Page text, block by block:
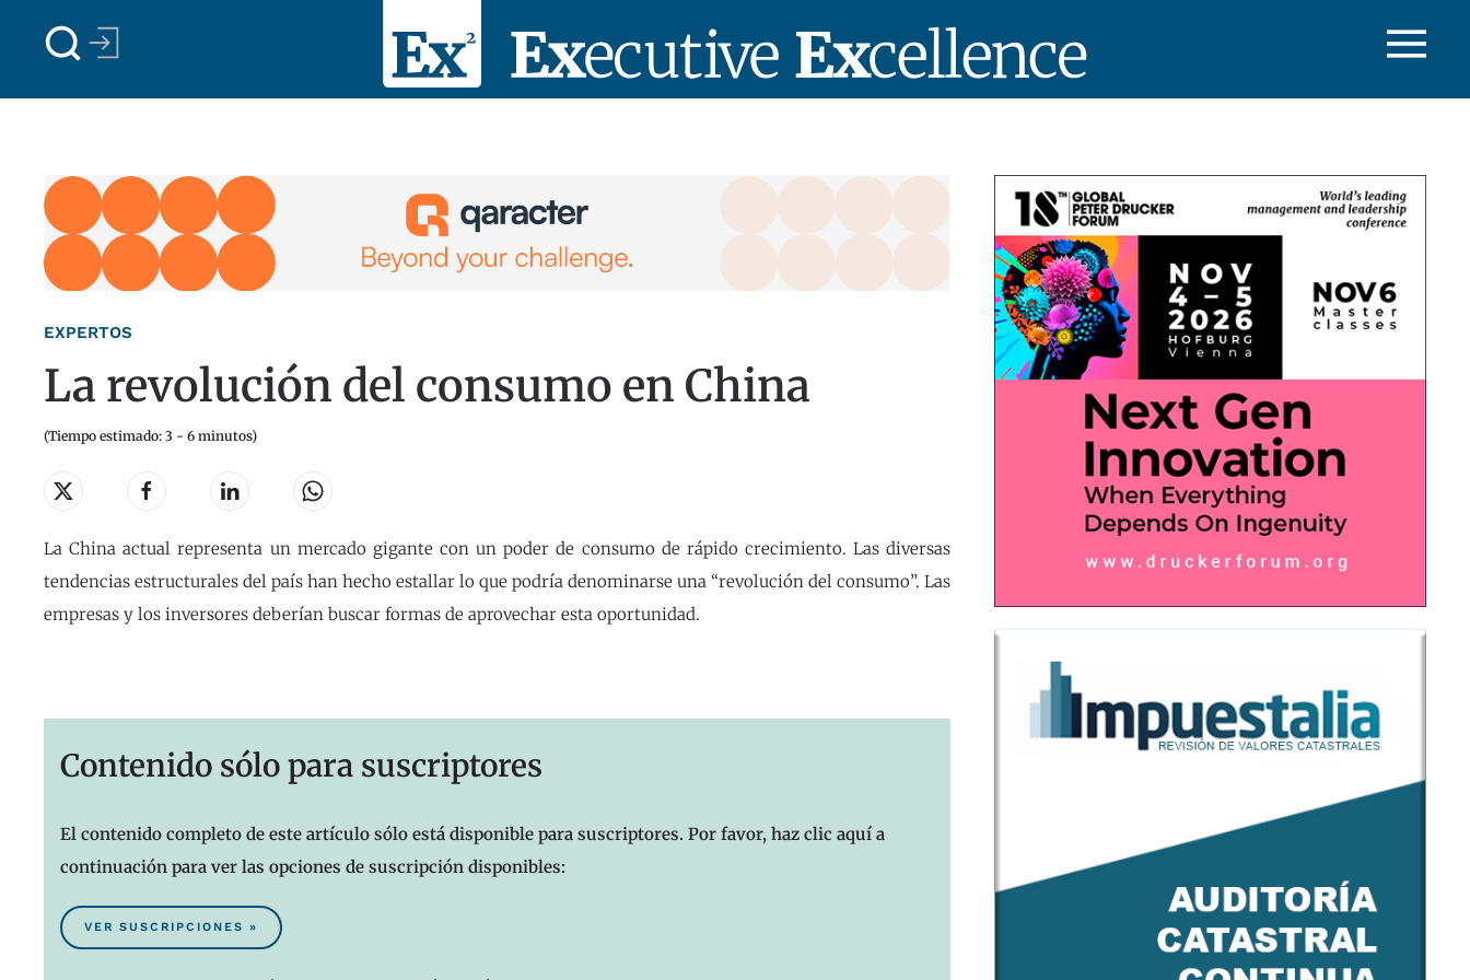
Skip to main content
EXPERTOS
La revolución del consumo en China
(Tiempo estimado: 3 - 6 minutos)
La China actual representa un mercado gigante con un poder de consumo de rápido crecimiento. Las diversas
tendencias estructurales del país han hecho estallar lo que podría denominarse una “revolución del consumo”. Las
empresas y los inversores deberían buscar formas de aprovechar esta oportunidad.
Contenido sólo para suscriptores
El contenido completo de este artículo sólo está disponible para suscriptores. Por favor, haz clic aquí a
continuación para ver las opciones de suscripción disponibles:
VER SUSCRIPCIONES »